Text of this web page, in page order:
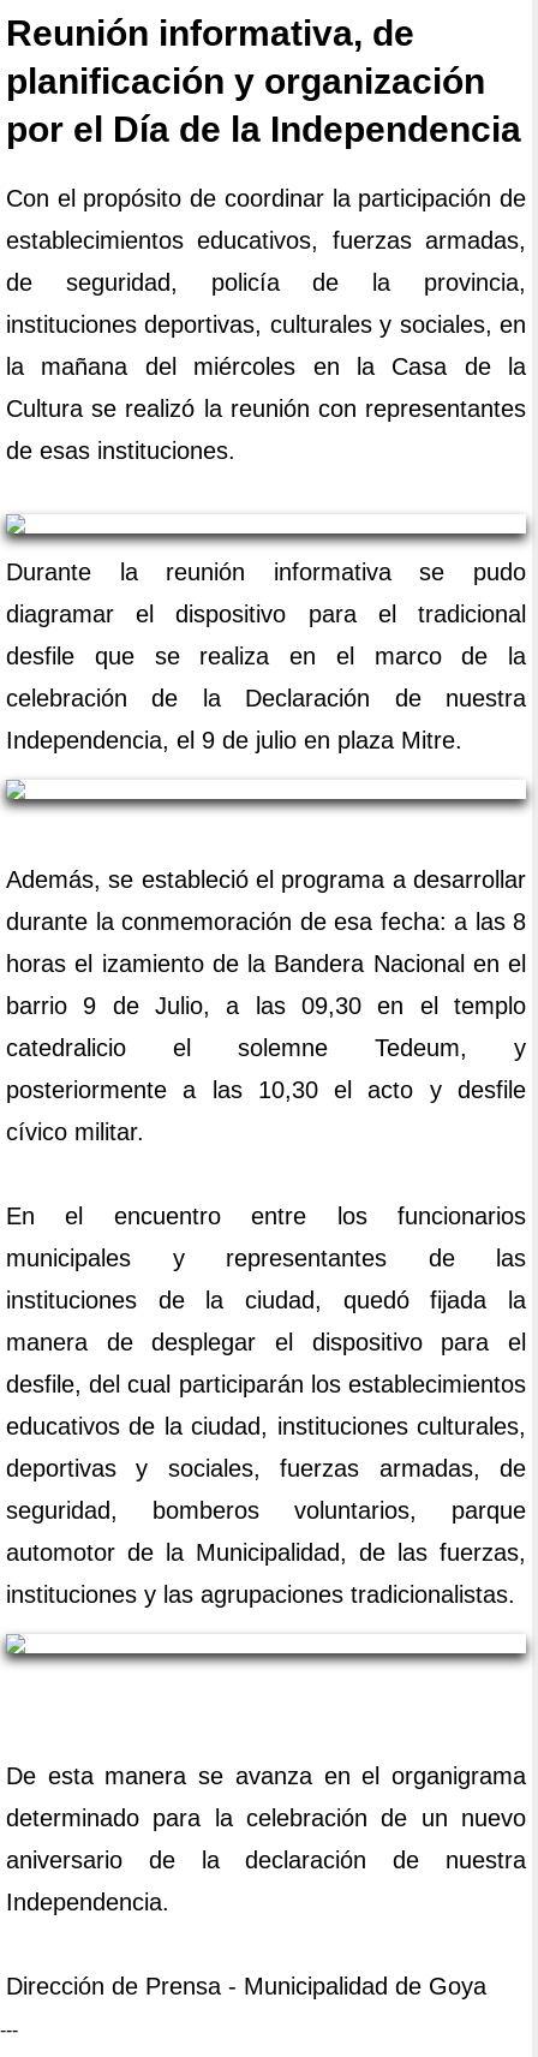
Reunión informativa, de
planificación y organización
por el Día de la Independencia
Con el propósito de coordinar la participación de
establecimientos educativos, fuerzas armadas,
de seguridad, policía de la provincia,
instituciones deportivas, culturales y sociales, en
la mañana del miércoles en la Casa de la
Cultura se realizó la reunión con representantes
de esas instituciones.
Durante la reunión informativa se pudo
diagramar el dispositivo para el tradicional
desfile que se realiza en el marco de la
celebración de la Declaración de nuestra
Independencia, el 9 de julio en plaza Mitre.
Además, se estableció el programa a desarrollar
durante la conmemoración de esa fecha: a las 8
horas el izamiento de la Bandera Nacional en el
barrio 9 de Julio, a las 09,30 en el templo
catedralicio el solemne Tedeum, y
posteriormente a las 10,30 el acto y desfile
cívico militar.
En el encuentro entre los funcionarios
municipales y representantes de las
instituciones de la ciudad, quedó fijada la
manera de desplegar el dispositivo para el
desfile, del cual participarán los establecimientos
educativos de la ciudad, instituciones culturales,
deportivas y sociales, fuerzas armadas, de
seguridad, bomberos voluntarios, parque
automotor de la Municipalidad, de las fuerzas,
instituciones y las agrupaciones tradicionalistas.
De esta manera se avanza en el organigrama
determinado para la celebración de un nuevo
aniversario de la declaración de nuestra
Independencia.
Dirección de Prensa - Municipalidad de Goya
---